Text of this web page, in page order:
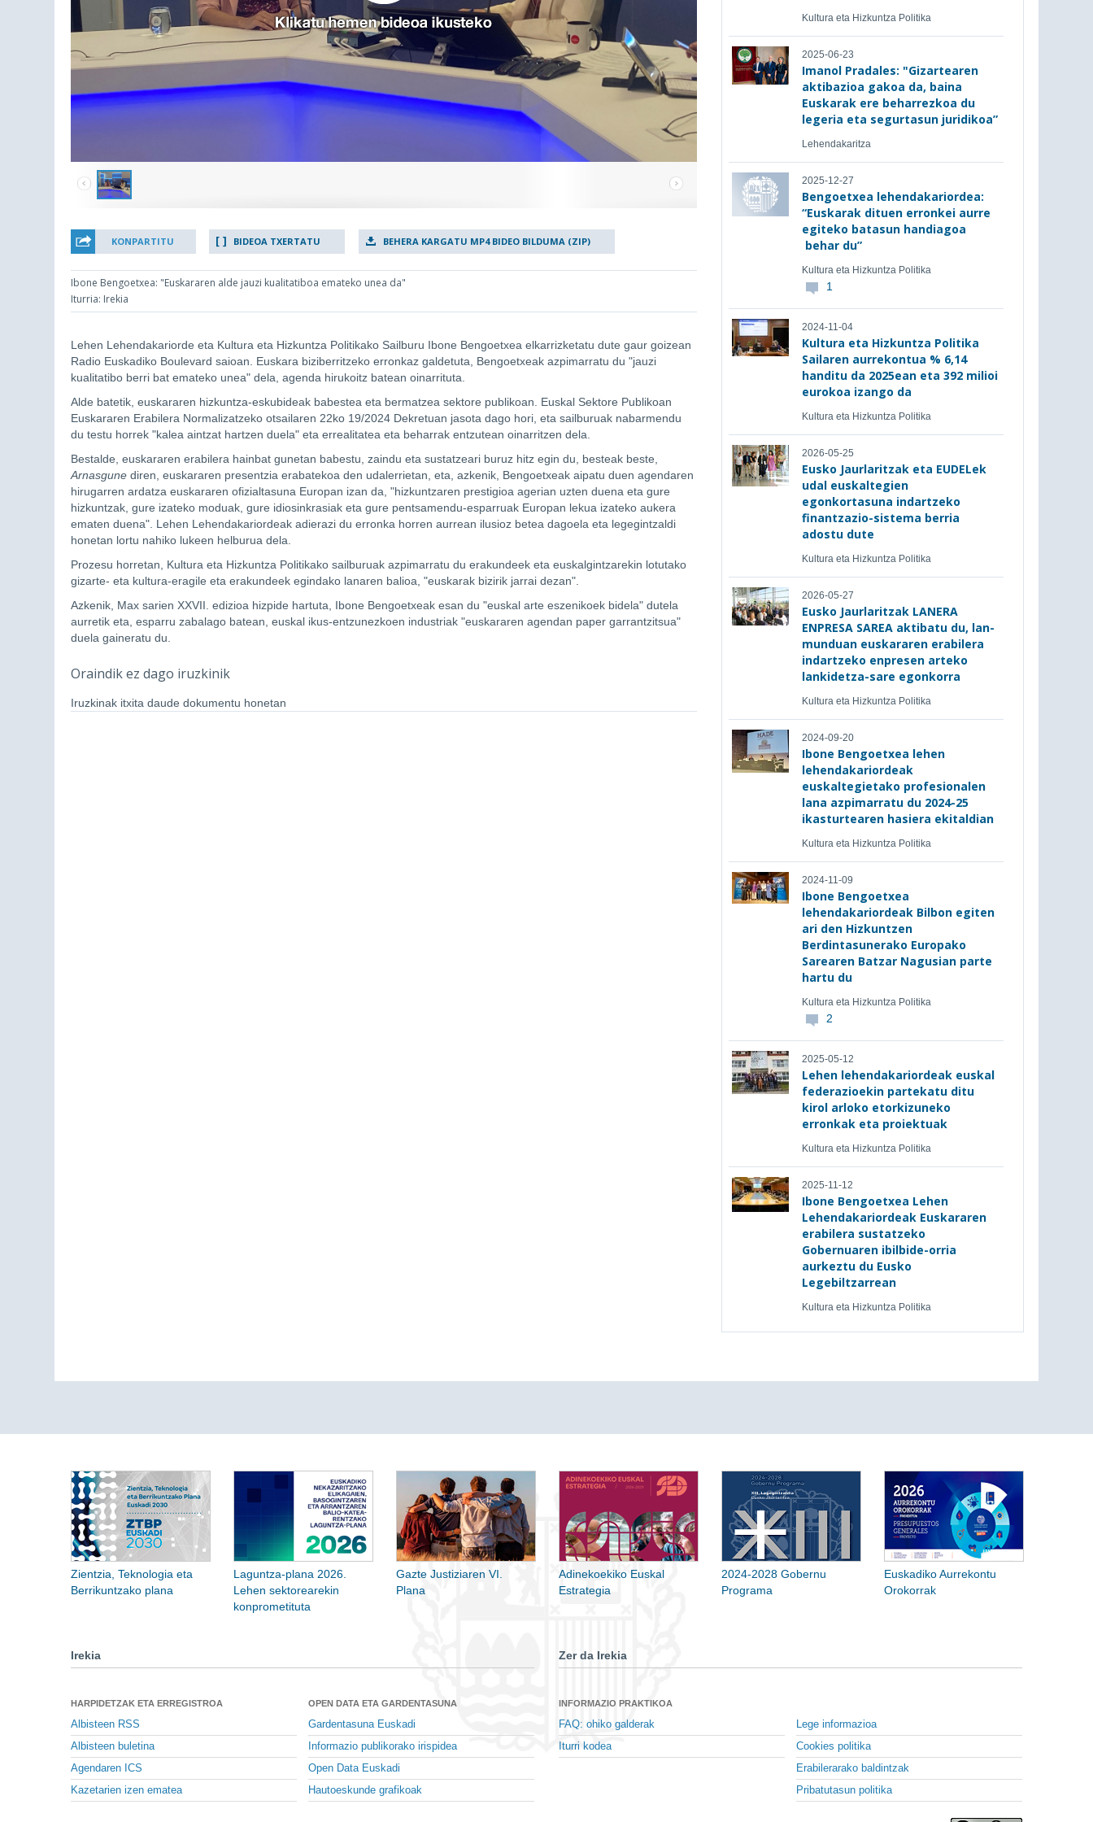
KONPARTITU BIDEOA TXERTATU BEHERA KARGATU MP4 BIDEO BILDUMA (ZIP)
Ibone Bengoetxea: "Euskararen alde jauzi kualitatiboa emateko unea da"
Iturria: Irekia
Lehen Lehendakariorde eta Kultura eta Hizkuntza Politikako Sailburu Ibone Bengoetxea elkarrizketatu dute gaur goizean
Radio Euskadiko Boulevard saioan. Euskara biziberritzeko erronkaz galdetuta, Bengoetxeak azpimarratu du "jauzi
kualitatibo berri bat emateko unea" dela, agenda hirukoitz batean oinarrituta.
Alde batetik, euskararen hizkuntza-eskubideak babestea eta bermatzea sektore publikoan. Euskal Sektore Publikoan
Euskararen Erabilera Normalizatzeko otsailaren 22ko 19/2024 Dekretuan jasota dago hori, eta sailburuak nabarmendu
du testu horrek "kalea aintzat hartzen duela" eta errealitatea eta beharrak entzutean oinarritzen dela.
Bestalde, euskararen erabilera hainbat gunetan babestu, zaindu eta sustatzeari buruz hitz egin du, besteak beste,
Arnasgune diren, euskararen presentzia erabatekoa den udalerrietan, eta, azkenik, Bengoetxeak aipatu duen agendaren
hirugarren ardatza euskararen ofizialtasuna Europan izan da, "hizkuntzaren prestigioa agerian uzten duena eta gure
hizkuntzak, gure izateko moduak, gure idiosinkrasiak eta gure pentsamendu-esparruak Europan lekua izateko aukera
ematen duena". Lehen Lehendakariordeak adierazi du erronka horren aurrean ilusioz betea dagoela eta legegintzaldi
honetan lortu nahiko lukeen helburua dela.
Prozesu horretan, Kultura eta Hizkuntza Politikako sailburuak azpimarratu du erakundeek eta euskalgintzarekin lotutako
gizarte- eta kultura-eragile eta erakundeek egindako lanaren balioa, "euskarak bizirik jarrai dezan".
Azkenik, Max sarien XXVII. edizioa hizpide hartuta, Ibone Bengoetxeak esan du "euskal arte eszenikoek bidela" dutela
aurretik eta, esparru zabalago batean, euskal ikus-entzunezkoen industriak "euskararen agendan paper garrantzitsua"
duela gaineratu du.
Oraindik ez dago iruzkinik
Iruzkinak itxita daude dokumentu honetan
Kultura eta Hizkuntza Politika
2025-06-23
Imanol Pradales: "Gizartearen
aktibazioa gakoa da, baina
Euskarak ere beharrezkoa du
legeria eta segurtasun juridikoa”
Lehendakaritza
2025-12-27
Bengoetxea lehendakariordea:
“Euskarak dituen erronkei aurre
egiteko batasun handiagoa
behar du”
Kultura eta Hizkuntza Politika
1
2024-11-04
Kultura eta Hizkuntza Politika
Sailaren aurrekontua % 6,14
handitu da 2025ean eta 392 milioi
eurokoa izango da
Kultura eta Hizkuntza Politika
2026-05-25
Eusko Jaurlaritzak eta EUDELek
udal euskaltegien
egonkortasuna indartzeko
finantzazio-sistema berria
adostu dute
Kultura eta Hizkuntza Politika
2026-05-27
Eusko Jaurlaritzak LANERA
ENPRESA SAREA aktibatu du, lan-
munduan euskararen erabilera
indartzeko enpresen arteko
lankidetza-sare egonkorra
Kultura eta Hizkuntza Politika
2024-09-20
Ibone Bengoetxea lehen
lehendakariordeak
euskaltegietako profesionalen
lana azpimarratu du 2024-25
ikasturtearen hasiera ekitaldian
Kultura eta Hizkuntza Politika
2024-11-09
Ibone Bengoetxea
lehendakariordeak Bilbon egiten
ari den Hizkuntzen
Berdintasunerako Europako
Sarearen Batzar Nagusian parte
hartu du
Kultura eta Hizkuntza Politika
2
2025-05-12
Lehen lehendakariordeak euskal
federazioekin partekatu ditu
kirol arloko etorkizuneko
erronkak eta proiektuak
Kultura eta Hizkuntza Politika
2025-11-12
Ibone Bengoetxea Lehen
Lehendakariordeak Euskararen
erabilera sustatzeko
Gobernuaren ibilbide-orria
aurkeztu du Eusko
Legebiltzarrean
Kultura eta Hizkuntza Politika
Zientzia, Teknologia eta
Berrikuntzako plana
Laguntza-plana 2026.
Lehen sektorearekin
konprometituta
Gazte Justiziaren VI.
Plana
Adinekoekiko Euskal
Estrategia
2024-2028 Gobernu
Programa
Euskadiko Aurrekontu
Orokorrak
Irekia
HARPIDETZAK ETA ERREGISTROA
Albisteen RSS
Albisteen buletina
Agendaren ICS
Kazetarien izen ematea
OPEN DATA ETA GARDENTASUNA
Gardentasuna Euskadi
Informazio publikorako irispidea
Open Data Euskadi
Hautoeskunde grafikoak
Zer da Irekia
INFORMAZIO PRAKTIKOA
FAQ: ohiko galderak
Iturri kodea
Lege informazioa
Cookies politika
Erabilerarako baldintzak
Pribatutasun politika